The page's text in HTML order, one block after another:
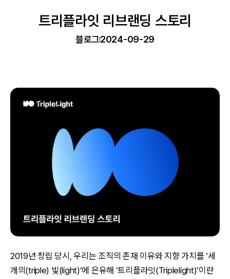
트리플라잇 리브랜딩 스토리
블로그2024-09-29
2019년 창립 당시, 우리는 조직의 존재 이유와 지향 가치를 ‘세
개의(triple) 빛(light)’에 은유해 ‘트리플라잇(Triplelight)’이란